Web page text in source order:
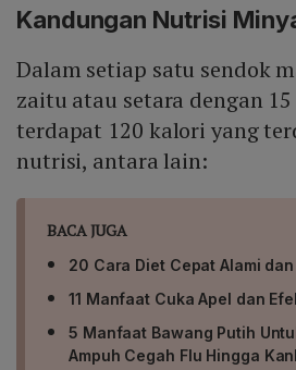
Kandungan Nutrisi
Dalam setiap satu sendok
zaitu atau setara dengan
terdapat 120 kalori yang
nutrisi, antara lain:
BACA JUGA
20 Cara Diet Cepat Alami
11 Manfaat Cuka Apel dan
5 Manfaat Bawang Putih
Ampuh Cegah Flu Hingga